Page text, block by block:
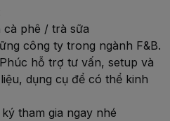
cà phê / trà sữa
công ty trong ngành F&B.
hỗ trợ tư vấn, setup và
dụng cụ để có thể kinh
tham gia ngay nhé